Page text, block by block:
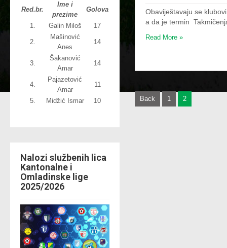
Red.br.
Ime i
prezime
Golova
1. Galin Miloš 17
2.
Mašinović
Anes
14
3.
Šakanović
Amar
14
4.
Pajazetović
Amar
11
5. Midžić Ismar 10
Nalozi službenih lica
Kantonalne i
Omladinske lige
2025/2026
Obaviještavaju se
a da je termin
Read More »
P
Back 1 2